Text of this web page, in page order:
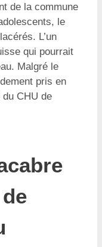
de la commune
le
L’un
qui pourrait
Malgré le
pris en
CHU de